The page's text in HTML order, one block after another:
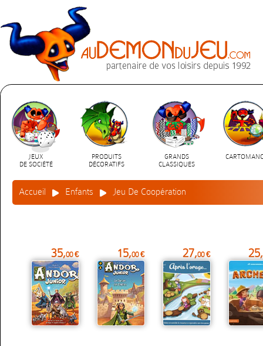
JEUX
DE SOCIÉTÉ
PRODUITS
DÉCORATIFS
GRANDS
CLASSIQUES
Accueil Enfants Jeu De Coopération
35,00 € 15,00 € 27,00 € 25,